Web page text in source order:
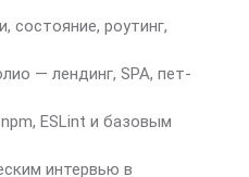
состояние, роутинг,
— лендинг, SPA, пет-
ESLint и базовым
интервью в